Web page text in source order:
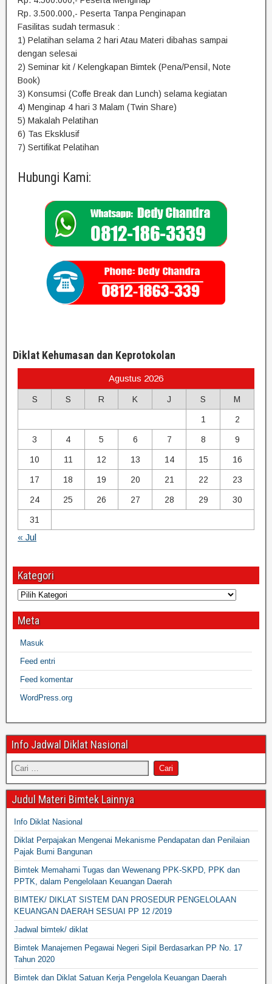
Rp. 3.500.000,- Peserta Tanpa Penginapan
Fasilitas sudah termasuk :
1) Pelatihan selama 2 hari Atau Materi dibahas sampai
dengan selesai
2) Seminar kit / Kelengkapan Bimtek (Pena/Pensil, Note
Book)
3) Konsumsi (Coffe Break dan Lunch) selama kegiatan
4) Menginap 4 hari 3 Malam (Twin Share)
5) Makalah Pelatihan
6) Tas Eksklusif
7) Sertifikat Pelatihan
Hubungi Kami:
Diklat Kehumasan dan Keprotokolan
Agustus 2026
S S R K J S M
1 2
3 4 5 6 7 8 9
10 11 12 13 14 15 16
17 18 19 20 21 22 23
24 25 26 27 28 29 30
31
« Jul
Kategori
Meta
Masuk
Feed entri
Feed komentar
WordPress.org
Info Jadwal Diklat Nasional
Judul Materi Bimtek Lainnya
Info Diklat Nasional
Diklat Perpajakan Mengenai Mekanisme Pendapatan dan Penilaian
Pajak Bumi Bangunan
Bimtek Memahami Tugas dan Wewenang PPK-SKPD, PPK dan
PPTK, dalam Pengelolaan Keuangan Daerah
BIMTEK/ DIKLAT SISTEM DAN PROSEDUR PENGELOLAAN
KEUANGAN DAERAH SESUAI PP 12 /2019
Jadwal bimtek/ diklat
Bimtek Manajemen Pegawai Negeri Sipil Berdasarkan PP No. 17
Tahun 2020
Bimtek dan Diklat Satuan Kerja Pengelola Keuangan Daerah